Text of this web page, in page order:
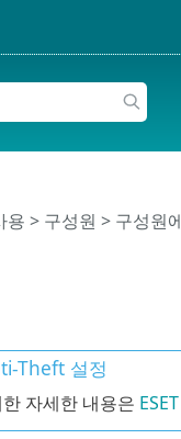
용 > 구성원 > 구성원
Theft 설정
자세한 내용은